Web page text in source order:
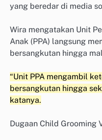
yang beredar di media
Wira mengatakan Unit
Anak (PPA) langsung
bersangkutan hingga
“Unit PPA mengambil
bersangkutan hingga
katanya.
Dugaan Child Grooming